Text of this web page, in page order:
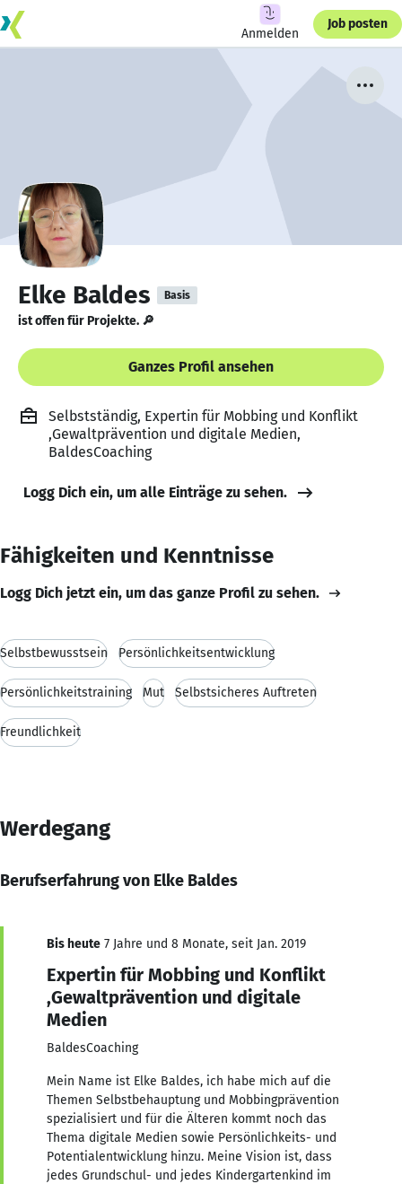
Anmelden
Job posten
Elke Baldes Basis
ist offen für Projekte. 🔎
Ganzes Profil ansehen
Selbstständig, Expertin für Mobbing und Konflikt
,Gewaltprävention und digitale Medien,
BaldesCoaching
Logg Dich ein, um alle Einträge zu sehen.
Fähigkeiten und Kenntnisse
Logg Dich jetzt ein, um das ganze Profil zu sehen.
Selbstbewusstsein Persönlichkeitsentwicklung
Persönlichkeitstraining Mut Selbstsicheres Auftreten
Freundlichkeit
Werdegang
Berufserfahrung von Elke Baldes
Bis heute 7 Jahre und 8 Monate, seit Jan. 2019
Expertin für Mobbing und Konflikt
,Gewaltprävention und digitale
Medien
BaldesCoaching
Mein Name ist Elke Baldes, ich habe mich auf die
Themen Selbstbehauptung und Mobbingprävention
spezialisiert und für die Älteren kommt noch das
Thema digitale Medien sowie Persönlichkeits- und
Potentialentwicklung hinzu. Meine Vision ist, dass
jedes Grundschul- und jedes Kindergartenkind im